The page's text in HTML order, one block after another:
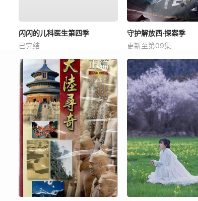
闪闪的儿科医生第四季
已完结
守护解放西·探案季
更新至第09集